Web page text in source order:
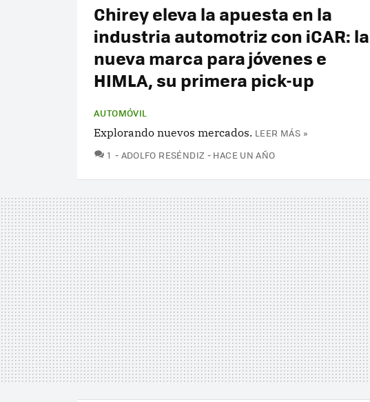
Chirey eleva la apuesta en la
industria automotriz con iCAR: la
nueva marca para jóvenes e
HIMLA, su primera pick-up
AUTOMÓVIL
Explorando nuevos mercados. LEER MÁS »
1 COMENTARIOS
ADOLFO RESÉNDIZ HACE UN AÑO